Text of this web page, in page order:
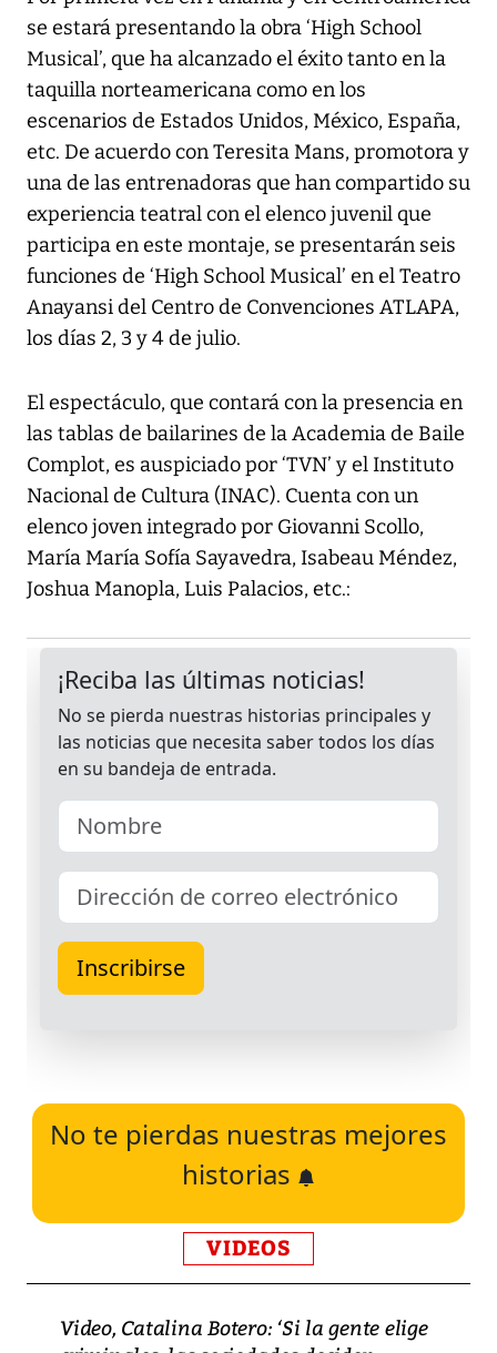
se estará presentando la obra ‘High School
Musical’, que ha alcanzado el éxito tanto en la
taquilla norteamericana como en los
escenarios de Estados Unidos, México, España,
etc. De acuerdo con Teresita Mans, promotora y
una de las entrenadoras que han compartido su
experiencia teatral con el elenco juvenil que
participa en este montaje, se presentarán seis
funciones de ‘High School Musical’ en el Teatro
Anayansi del Centro de Convenciones ATLAPA,
los días 2, 3 y 4 de julio.
El espectáculo, que contará con la presencia en
las tablas de bailarines de la Academia de Baile
Complot, es auspiciado por ‘TVN’ y el Instituto
Nacional de Cultura (INAC). Cuenta con un
elenco joven integrado por Giovanni Scollo,
María María Sofía Sayavedra, Isabeau Méndez,
Joshua Manopla, Luis Palacios, etc.:
No te pierdas nuestras mejores
historias
VIDEOS
Video, Catalina Botero: ‘Si la gente elige